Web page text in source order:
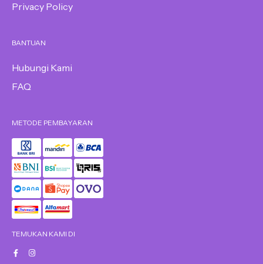
Privacy Policy
BANTUAN
Hubungi Kami
FAQ
METODE PEMBAYARAN
TEMUKAN KAMI DI